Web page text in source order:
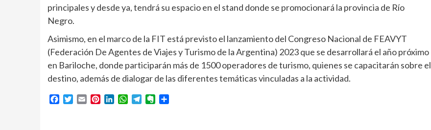
principales y desde ya, tendrá su espacio en el stand donde se promocionará la provincia de Río
Negro.
Asimismo, en el marco de la FIT está previsto el lanzamiento del Congreso Nacional de FEAVYT
(Federación De Agentes de Viajes y Turismo de la Argentina) 2023 que se desarrollará el año próximo
en Bariloche, donde participarán más de 1500 operadores de turismo, quienes se capacitarán sobre el
destino, además de dialogar de las diferentes temáticas vinculadas a la actividad.
Facebook
Twitter
Email PinterestLinkedInWhatsApp
TelegramEvernote